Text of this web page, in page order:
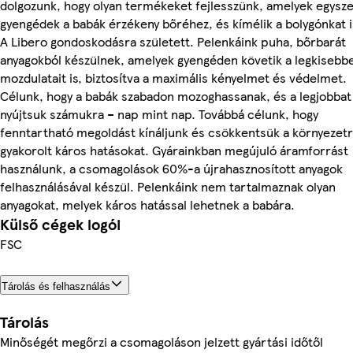
dolgozunk, hogy olyan termékeket fejlesszünk, amelyek
gyengédek a babák érzékeny bőréhez, és kímélik a bolygónkat
A Libero gondoskodásra született. Pelenkáink puha, bőrbarát
anyagokból készülnek, amelyek gyengéden követik a
mozdulatait is, biztosítva a maximális kényelmet és védelmet.
Célunk, hogy a babák szabadon mozoghassanak, és a legjobbat
nyújtsuk számukra – nap mint nap. Továbbá célunk, hogy
fenntartható megoldást kínáljunk és csökkentsük a
gyakorolt káros hatásokat. Gyárainkban megújuló áramforrást
használunk, a csomagolások 60%-a újrahasznosított anyagok
felhasználásával készül. Pelenkáink nem tartalmaznak olyan
anyagokat, melyek káros hatással lehetnek a babára.
Külső cégek logói
FSC
Tárolás és felhasználás
Tárolás
Minőségét megőrzi a csomagoláson jelzett gyártási időtől